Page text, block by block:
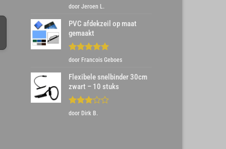
Gewaardeerd
door Jeroen L.
PVC afdekzeil op maat
gemaakt
Gewaardeerd
door Francois Geboes
Flexibele snelbinder 30cm
zwart – 10 stuks
Gewaardeerd
door Dirk B.